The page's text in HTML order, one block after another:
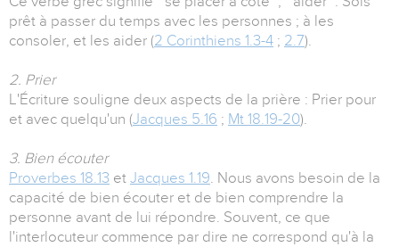
prêt à passer du temps avec les personnes ; à les
consoler, et les aider (2 Corinthiens 1.3-4 ; 2.7).
2. Prier
L'Écriture souligne deux aspects de la prière : Prier pour
et avec quelqu'un (Jacques 5.16 ; Mt 18.19-20).
3. Bien écouter
Proverbes 18.13 et Jacques 1.19. Nous avons besoin de la
capacité de bien écouter et de bien comprendre la
personne avant de lui répondre. Souvent, ce que
l'interlocuteur commence par dire ne correspond qu'à la